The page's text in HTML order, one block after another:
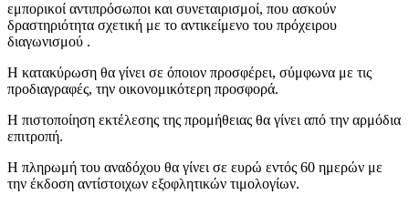
εμπορικοί αντιπρόσωποι και συνεταιρισμοί, που ασκούν
δραστηριότητα σχετική με το αντικείμενο του πρόχειρου
διαγωνισμού .
Η κατακύρωση θα γίνει σε όποιον προσφέρει, σύμφωνα με τις
προδιαγραφές, την οικονομικότερη προσφορά.
Η πιστοποίηση εκτέλεσης της προμήθειας θα γίνει από την αρμόδια
επιτροπή.
Η πληρωμή του αναδόχου θα γίνει σε ευρώ εντός 60 ημερών με
την έκδοση αντίστοιχων εξοφλητικών τιμολογίων.